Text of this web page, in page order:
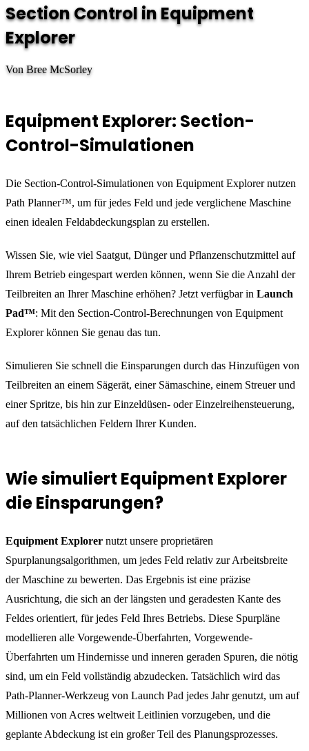
Section Control in Equipment
Explorer
Von Bree McSorley
Equipment Explorer: Section-
Control-Simulationen
Die Section-Control-Simulationen von Equipment Explorer nutzen
Path Planner™, um für jedes Feld und jede verglichene Maschine
einen idealen Feldabdeckungsplan zu erstellen.
Wissen Sie, wie viel Saatgut, Dünger und Pflanzenschutzmittel auf
Ihrem Betrieb eingespart werden können, wenn Sie die Anzahl der
Teilbreiten an Ihrer Maschine erhöhen? Jetzt verfügbar in Launch
Pad™: Mit den Section-Control-Berechnungen von Equipment
Explorer können Sie genau das tun.
Simulieren Sie schnell die Einsparungen durch das Hinzufügen von
Teilbreiten an einem Sägerät, einer Sämaschine, einem Streuer und
einer Spritze, bis hin zur Einzeldüsen- oder Einzelreihensteuerung,
auf den tatsächlichen Feldern Ihrer Kunden.
Wie simuliert Equipment Explorer
die Einsparungen?
Equipment Explorer nutzt unsere proprietären
Spurplanungsalgorithmen, um jedes Feld relativ zur Arbeitsbreite
der Maschine zu bewerten. Das Ergebnis ist eine präzise
Ausrichtung, die sich an der längsten und geradesten Kante des
Feldes orientiert, für jedes Feld Ihres Betriebs. Diese Spurpläne
modellieren alle Vorgewende-Überfahrten, Vorgewende-
Überfahrten um Hindernisse und inneren geraden Spuren, die nötig
sind, um ein Feld vollständig abzudecken. Tatsächlich wird das
Path-Planner-Werkzeug von Launch Pad jedes Jahr genutzt, um auf
Millionen von Acres weltweit Leitlinien vorzugeben, und die
geplante Abdeckung ist ein großer Teil des Planungsprozesses.